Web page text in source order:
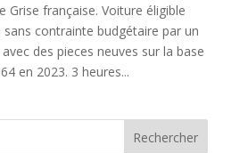
Grise française. Voiture éligible
contrainte budgétaire par un
des pieces neuves sur la base
en 2023. 3 heures...
Rechercher